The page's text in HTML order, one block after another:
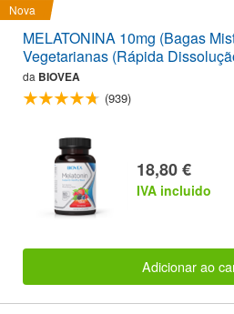
Nova
MELATONINA 10mg (Bagas
Vegetarianas (Rápida
da BIOVEA
(939)
18,80 €
IVA incluido
Adicionar ao